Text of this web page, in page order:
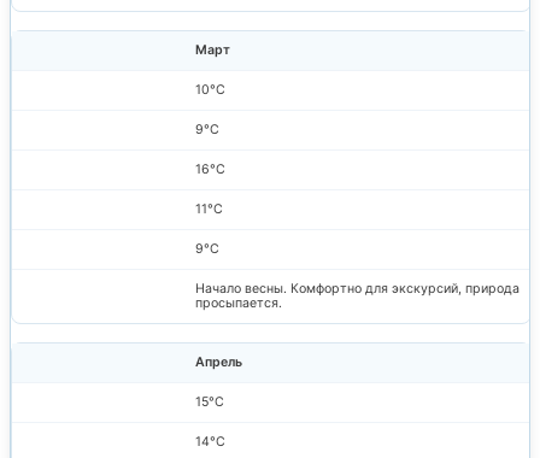
Март
10°C
9°C
16°C
11°C
9°C
Начало весны. Комфортно для экскурсий, природа
просыпается.
Апрель
15°C
14°C